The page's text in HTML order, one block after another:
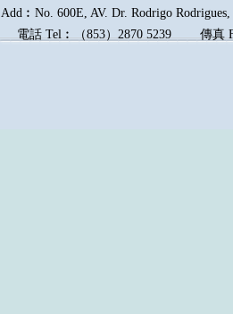
Add︰No. 600E, AV. Dr. Rodrigo
電話 Tel︰（853）2870 5239傳真